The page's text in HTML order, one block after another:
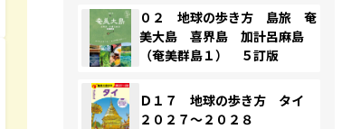
０２ 地球の歩き方 島旅 奄
美大島 喜界島 加計呂麻島
（奄美群島１） ５訂版
Ｄ１７ 地球の歩き方 タイ
２０２７～２０２８